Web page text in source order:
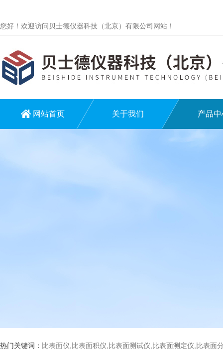
您好！欢迎访问贝士德仪器科技（北京）有限公司网站！
网站首页 关于我们 产品中
热门关键词： 比表面仪,比表面积仪,比表面测试仪,比表面测定仪,比表面分析仪,比表